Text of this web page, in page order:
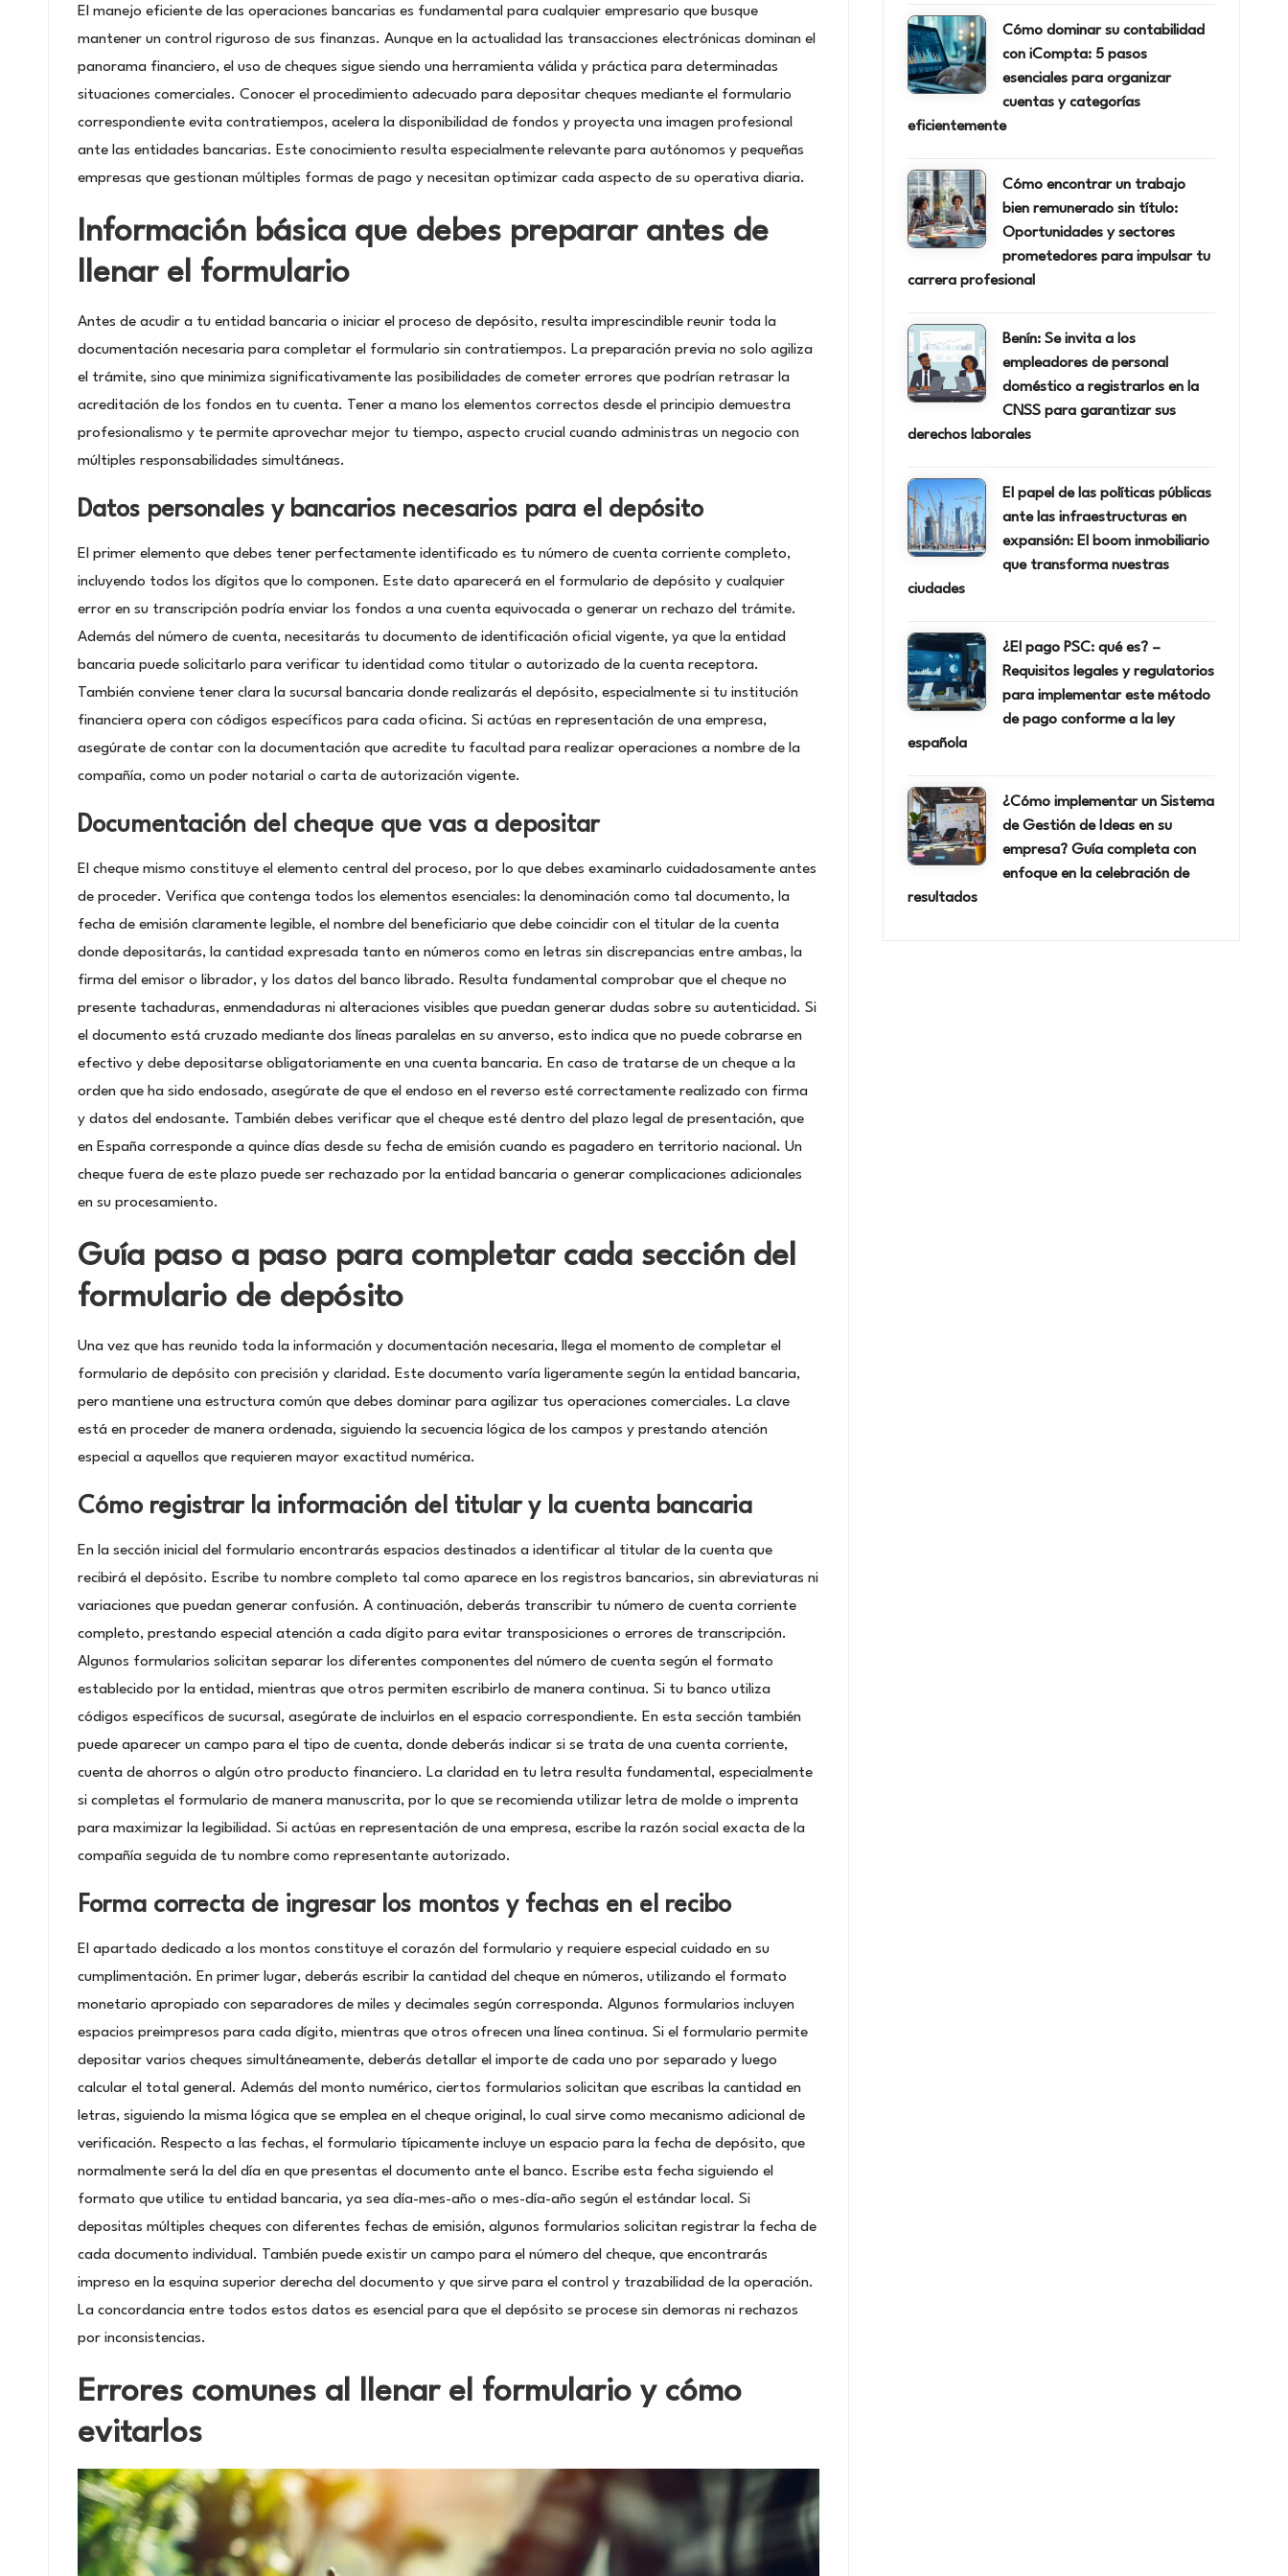
El manejo eficiente de las operaciones bancarias es fundamental para cualquier empresario que busque
mantener un control riguroso de sus finanzas. Aunque en la actualidad las transacciones electrónicas dominan el
panorama financiero, el uso de cheques sigue siendo una herramienta válida y práctica para determinadas
situaciones comerciales. Conocer el procedimiento adecuado para depositar cheques mediante el formulario
correspondiente evita contratiempos, acelera la disponibilidad de fondos y proyecta una imagen profesional
ante las entidades bancarias. Este conocimiento resulta especialmente relevante para autónomos y pequeñas
empresas que gestionan múltiples formas de pago y necesitan optimizar cada aspecto de su operativa diaria.
Información básica que debes preparar antes de
llenar el formulario
Antes de acudir a tu entidad bancaria o iniciar el proceso de depósito, resulta imprescindible reunir toda la
documentación necesaria para completar el formulario sin contratiempos. La preparación previa no solo agiliza
el trámite, sino que minimiza significativamente las posibilidades de cometer errores que podrían retrasar la
acreditación de los fondos en tu cuenta. Tener a mano los elementos correctos desde el principio demuestra
profesionalismo y te permite aprovechar mejor tu tiempo, aspecto crucial cuando administras un negocio con
múltiples responsabilidades simultáneas.
Datos personales y bancarios necesarios para el depósito
El primer elemento que debes tener perfectamente identificado es tu número de cuenta corriente completo,
incluyendo todos los dígitos que lo componen. Este dato aparecerá en el formulario de depósito y cualquier
error en su transcripción podría enviar los fondos a una cuenta equivocada o generar un rechazo del trámite.
Además del número de cuenta, necesitarás tu documento de identificación oficial vigente, ya que la entidad
bancaria puede solicitarlo para verificar tu identidad como titular o autorizado de la cuenta receptora.
También conviene tener clara la sucursal bancaria donde realizarás el depósito, especialmente si tu institución
financiera opera con códigos específicos para cada oficina. Si actúas en representación de una empresa,
asegúrate de contar con la documentación que acredite tu facultad para realizar operaciones a nombre de la
compañía, como un poder notarial o carta de autorización vigente.
Documentación del cheque que vas a depositar
El cheque mismo constituye el elemento central del proceso, por lo que debes examinarlo cuidadosamente antes
de proceder. Verifica que contenga todos los elementos esenciales: la denominación como tal documento, la
fecha de emisión claramente legible, el nombre del beneficiario que debe coincidir con el titular de la cuenta
donde depositarás, la cantidad expresada tanto en números como en letras sin discrepancias entre ambas, la
firma del emisor o librador, y los datos del banco librado. Resulta fundamental comprobar que el cheque no
presente tachaduras, enmendaduras ni alteraciones visibles que puedan generar dudas sobre su autenticidad. Si
el documento está cruzado mediante dos líneas paralelas en su anverso, esto indica que no puede cobrarse en
efectivo y debe depositarse obligatoriamente en una cuenta bancaria. En caso de tratarse de un cheque a la
orden que ha sido endosado, asegúrate de que el endoso en el reverso esté correctamente realizado con firma
y datos del endosante. También debes verificar que el cheque esté dentro del plazo legal de presentación, que
en España corresponde a quince días desde su fecha de emisión cuando es pagadero en territorio nacional. Un
cheque fuera de este plazo puede ser rechazado por la entidad bancaria o generar complicaciones adicionales
en su procesamiento.
Guía paso a paso para completar cada sección del
formulario de depósito
Una vez que has reunido toda la información y documentación necesaria, llega el momento de completar el
formulario de depósito con precisión y claridad. Este documento varía ligeramente según la entidad bancaria,
pero mantiene una estructura común que debes dominar para agilizar tus operaciones comerciales. La clave
está en proceder de manera ordenada, siguiendo la secuencia lógica de los campos y prestando atención
especial a aquellos que requieren mayor exactitud numérica.
Cómo registrar la información del titular y la cuenta bancaria
En la sección inicial del formulario encontrarás espacios destinados a identificar al titular de la cuenta que
recibirá el depósito. Escribe tu nombre completo tal como aparece en los registros bancarios, sin abreviaturas ni
variaciones que puedan generar confusión. A continuación, deberás transcribir tu número de cuenta corriente
completo, prestando especial atención a cada dígito para evitar transposiciones o errores de transcripción.
Algunos formularios solicitan separar los diferentes componentes del número de cuenta según el formato
establecido por la entidad, mientras que otros permiten escribirlo de manera continua. Si tu banco utiliza
códigos específicos de sucursal, asegúrate de incluirlos en el espacio correspondiente. En esta sección también
puede aparecer un campo para el tipo de cuenta, donde deberás indicar si se trata de una cuenta corriente,
cuenta de ahorros o algún otro producto financiero. La claridad en tu letra resulta fundamental, especialmente
si completas el formulario de manera manuscrita, por lo que se recomienda utilizar letra de molde o imprenta
para maximizar la legibilidad. Si actúas en representación de una empresa, escribe la razón social exacta de la
compañía seguida de tu nombre como representante autorizado.
Forma correcta de ingresar los montos y fechas en el recibo
El apartado dedicado a los montos constituye el corazón del formulario y requiere especial cuidado en su
cumplimentación. En primer lugar, deberás escribir la cantidad del cheque en números, utilizando el formato
monetario apropiado con separadores de miles y decimales según corresponda. Algunos formularios incluyen
espacios preimpresos para cada dígito, mientras que otros ofrecen una línea continua. Si el formulario permite
depositar varios cheques simultáneamente, deberás detallar el importe de cada uno por separado y luego
calcular el total general. Además del monto numérico, ciertos formularios solicitan que escribas la cantidad en
letras, siguiendo la misma lógica que se emplea en el cheque original, lo cual sirve como mecanismo adicional de
verificación. Respecto a las fechas, el formulario típicamente incluye un espacio para la fecha de depósito, que
normalmente será la del día en que presentas el documento ante el banco. Escribe esta fecha siguiendo el
formato que utilice tu entidad bancaria, ya sea día-mes-año o mes-día-año según el estándar local. Si
depositas múltiples cheques con diferentes fechas de emisión, algunos formularios solicitan registrar la fecha de
cada documento individual. También puede existir un campo para el número del cheque, que encontrarás
impreso en la esquina superior derecha del documento y que sirve para el control y trazabilidad de la operación.
La concordancia entre todos estos datos es esencial para que el depósito se procese sin demoras ni rechazos
por inconsistencias.
Errores comunes al llenar el formulario y cómo
evitarlos
Cómo dominar su contabilidad
con iCompta: 5 pasos
esenciales para organizar
cuentas y categorías
eficientemente
Cómo encontrar un trabajo
bien remunerado sin título:
Oportunidades y sectores
prometedores para impulsar tu
carrera profesional
Benín: Se invita a los
empleadores de personal
doméstico a registrarlos en la
CNSS para garantizar sus
derechos laborales
El papel de las políticas públicas
ante las infraestructuras en
expansión: El boom inmobiliario
que transforma nuestras
ciudades
¿El pago PSC: qué es? –
Requisitos legales y regulatorios
para implementar este método
de pago conforme a la ley
española
¿Cómo implementar un Sistema
de Gestión de Ideas en su
empresa? Guía completa con
enfoque en la celebración de
resultados